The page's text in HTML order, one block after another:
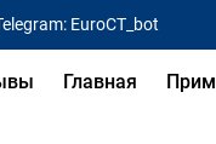
EuroCT_bot
Главная